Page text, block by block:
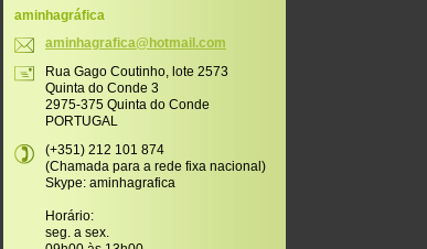
aminhagráfica
aminhagrafica@hotmail.com
Rua Gago Coutinho, lote 2573
Quinta do Conde 3
2975-375 Quinta do Conde
PORTUGAL
(+351) 212 101 874
(Chamada para a rede fixa nacional)
Skype: aminhagrafica
Horário:
seg. a sex.